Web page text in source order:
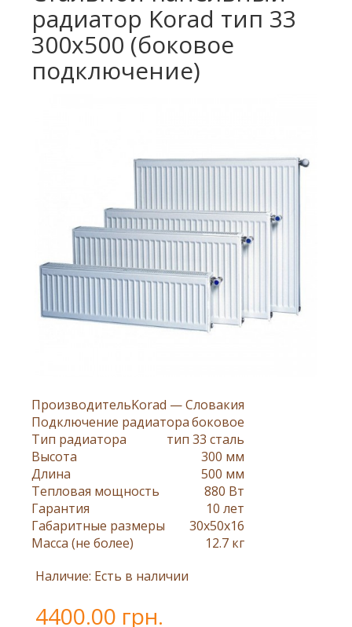
радиатор Korad тип 33
300х500 (боковое
подключение)
ПроизводительKorad — Словакия
Подключение радиаторабоковое
Тип радиатора
тип 33 сталь
Высота
300 мм
Длина
500 мм
Тепловая мощность
880 Вт
Гарантия
10 лет
Габаритные размеры
30x50x16
Масса (не более)
12.7 кг
Наличие: Есть в наличии
4400.00 грн.